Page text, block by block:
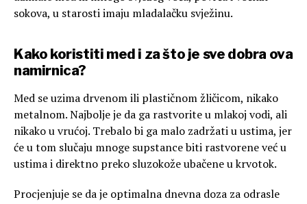
sokova, u starosti imaju mladalačku svježinu.
Kako koristiti med i za što je sve dobra ova
namirnica?
Med se uzima drvenom ili plastičnom žličicom, nikako
metalnom. Najbolje je da ga rastvorite u mlakoj vodi, ali
nikako u vrućoj. Trebalo bi ga malo zadržati u ustima, jer
će u tom slučaju mnoge supstance biti rastvorene već u
ustima i direktno preko sluzokože ubačene u krvotok.
Procjenjuje se da je optimalna dnevna doza za odrasle